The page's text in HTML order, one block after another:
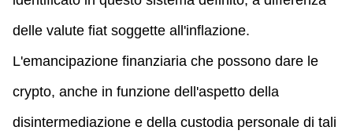
delle valute fiat soggette all'inflazione.
L'emancipazione finanziaria che possono dare le
crypto, anche in funzione dell'aspetto della
disintermediazione e della custodia personale di tali